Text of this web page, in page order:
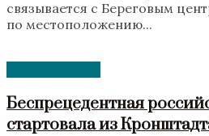
связывается с Береговым
по местоположению...
Беспрецедентная
стартовала из